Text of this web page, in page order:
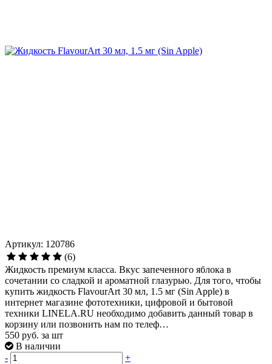
Артикул: 120786
(6)
Жидкость премиум класса. Вкус запеченного яблока в
сочетании со сладкой и ароматной глазурью. Для того, чтобы
купить жидкость FlavourArt 30 мл, 1.5 мг (Sin Apple) в
интернет магазине фототехники, цифровой и бытовой
техники LINELA.RU необходимо добавить данный товар в
корзину или позвонить нам по телеф…
550 руб. за шт
В наличии
-
+